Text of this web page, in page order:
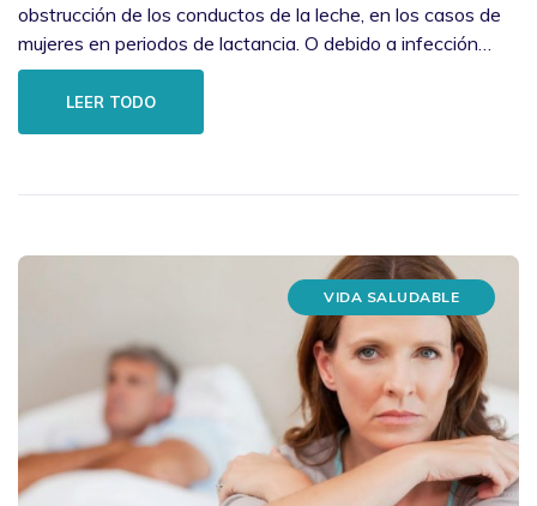
obstrucción de los conductos de la leche, en los casos de
mujeres en periodos de lactancia. O debido a infección…
LEER TODO
VIDA SALUDABLE